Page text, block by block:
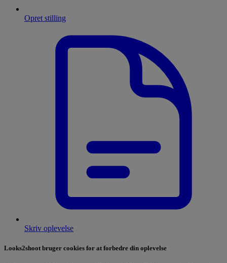
Opret stilling
Skriv oplevelse
Looks2shoot bruger cookies for at forbedre din oplevelse